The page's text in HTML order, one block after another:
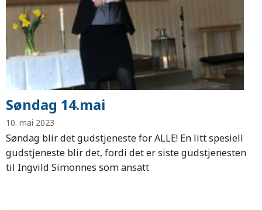
Søndag 14.mai
10. mai 2023
Søndag blir det gudstjeneste for ALLE! En litt spesiell
gudstjeneste blir det, fordi det er siste gudstjenesten
til Ingvild Simonnes som ansatt